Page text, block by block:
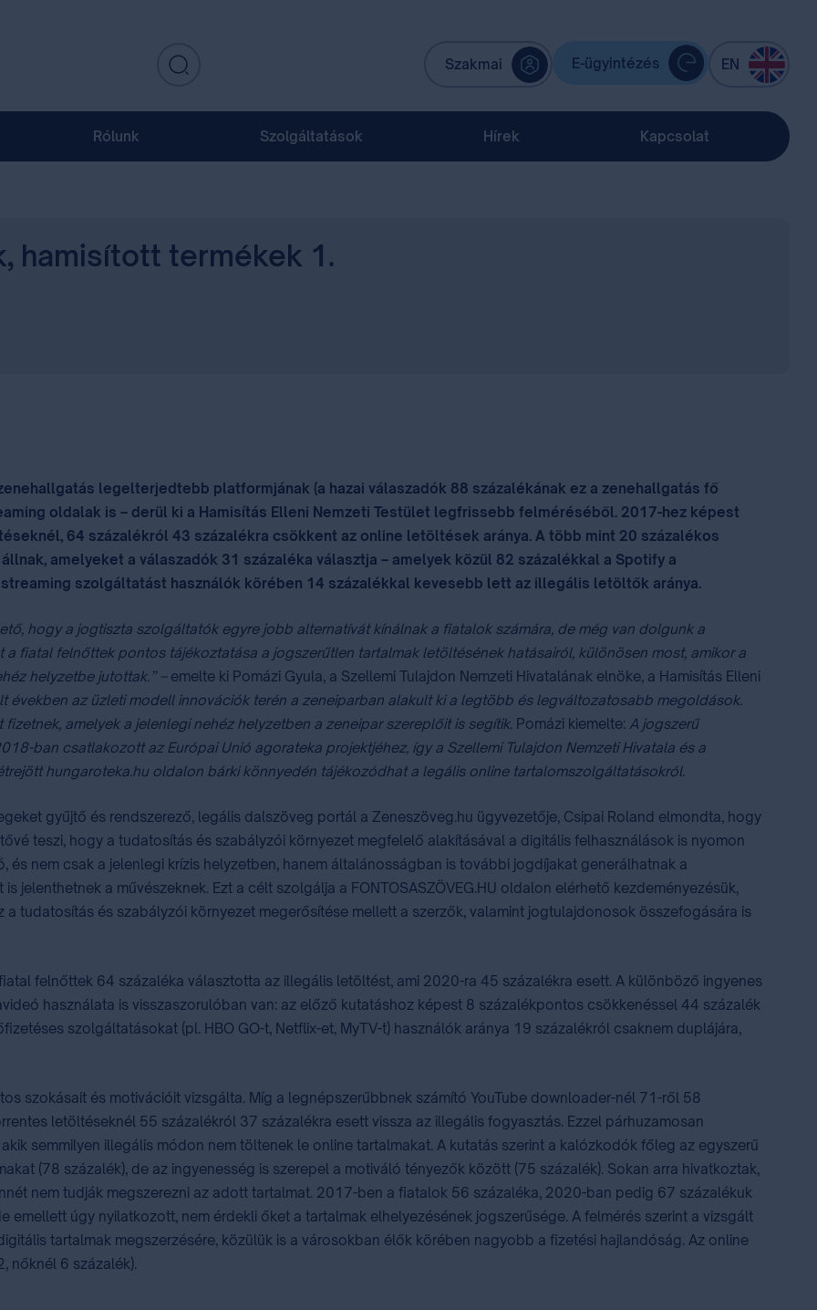
Szakmai E-ügyintézés EN
Rólunk Szolgáltatások Hírek Kapcsolat
hamisított termékek 1.
legelterjedtebb platformjának (a hazai válaszadók 88 százalékának ez a zenehallgatás fő
oldalak is – derül ki a Hamisítás Elleni Nemzeti Testület legfrissebb felméréséből. 2017-hez képest
64 százalékról 43 százalékra csökkent az online letöltések aránya. A több mint 20 százalékos
amelyeket a válaszadók 31 százaléka választja – amelyek közül 82 százalékkal a Spotify a
szolgáltatást használók körében 14 százalékkal kevesebb lett az illegális letöltők aránya.
hogy a jogtiszta szolgáltatók egyre jobb alternatívát kínálnak a fiatalok számára, de még van dolgunk a
fiatal felnőttek pontos tájékoztatása a jogszerűtlen tartalmak letöltésének hatásairól, különösen most, amikor a
helyzetbe jutottak.” –
emelte ki Pomázi Gyula, a Szellemi Tulajdon Nemzeti Hivatalának elnöke, a Hamisítás Elleni
években az üzleti modell innovációk terén a zeneiparban alakult ki a legtöbb és legváltozatosabb megoldások.
amelyek a jelenlegi nehéz helyzetben a zeneipar szereplőit is segítik. Pomázi kiemelte: A jogszerű
ban csatlakozott az Európai Unió agorateka projektjéhez, így a Szellemi Tulajdon Nemzeti Hivatala és a
hungaroteka.hu oldalon bárki könnyedén tájékozódhat a legális online tartalomszolgáltatásokról.
gyűjtő és rendszerező, legális dalszöveg portál a Zeneszöveg.hu ügyvezetője, Csipai Roland elmondta, hogy
teszi, hogy a tudatosítás és szabályzói környezet megfelelő alakításával a digitális felhasználások is nyomon
és nem csak a jelenlegi krízis helyzetben, hanem általánosságban is további jogdíjakat generálhatnak a
jelenthetnek a művészeknek. Ezt a célt szolgálja a FONTOSASZÖVEG.HU oldalon elérhető kezdeményezésük,
a tudatosítás és szabályzói környezet megerősítése mellett a szerzők, valamint jogtulajdonosok összefogására is
felnőttek 64 százaléka választotta az illegális letöltést, ami 2020-ra 45 százalékra esett. A különböző ingyenes
használata is visszaszorulóban van: az előző kutatáshoz képest 8 százalékpontos csökkenéssel 44 százalék
szolgáltatásokat (pl. HBO GO-t, Netflix-et, MyTV-t) használók aránya 19 százalékról csaknem duplájára,
szokásait és motivációit vizsgálta. Míg a legnépszerűbbnek számító YouTube downloader-nél 71-ről 58
letöltéseknél 55 százalékról 37 százalékra esett vissza az illegális fogyasztás. Ezzel párhuzamosan
semmilyen illegális módon nem töltenek le online tartalmakat. A kutatás szerint a kalózkodók főleg az egyszerű
(78 százalék), de az ingyenesség is szerepel a motiváló tényezők között (75 százalék). Sokan arra hivatkoztak,
nem tudják megszerezni az adott tartalmat. 2017-ben a fiatalok 56 százaléka, 2020-ban pedig 67 százalékuk
úgy nyilatkozott, nem érdekli őket a tartalmak elhelyezésének jogszerűsége. A felmérés szerint a vizsgált
tartalmak megszerzésére, közülük is a városokban élők körében nagyobb a fizetési hajlandóság. Az online
nőknél 6 százalék).